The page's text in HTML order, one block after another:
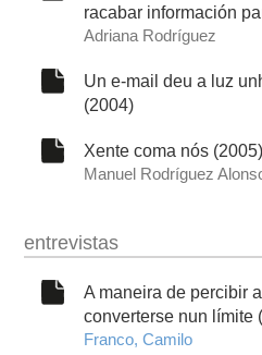
racabar información
Adriana Rodríguez
Un e-mail deu a luz
(2004)
Xente coma nós (2005)
Manuel Rodríguez
entrevistas
A maneira de percibir
converterse nun límite
Franco, Camilo